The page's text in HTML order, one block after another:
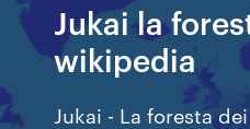
Jukai la
wikipedia
Jukai - La foresta